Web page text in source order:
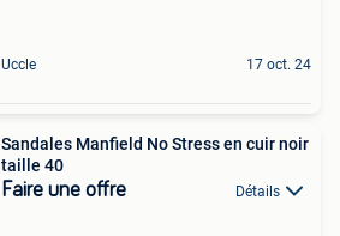
Uccle 17 oct. 24
Sandales Manfield No Stress en cuir noir
taille 40
Faire une offre Détails